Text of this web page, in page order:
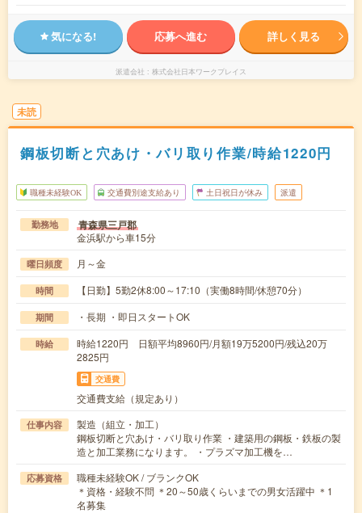
気になる! 応募へ進む 詳しく見る
派遣会社 株式会社日本ワークプレイス
未読
鋼板切断と穴あけ・バリ取り作業/時給1220円
職種未経験OK 交通費別途支給あり 土日祝日が休み 派遣
勤務地 青森県三戸郡
金浜駅から車15分
曜日頻度 月～金
時間 【日勤】5勤2休8:00～17:10（実働8時間/休憩70分）
期間 ・長期 ・即日スタートOK
時給
時給1220円 日額平均8960円/月額19万5200円/残込20万
2825円
交通費
交通費支給（規定あり）
仕事内容
製造（組立・加工）
鋼板切断と穴あけ・バリ取り作業 ・建築用の鋼板・鉄板の製
造と加工業務になります。 ・プラズマ加工機を…
応募資格
職種未経験OK / ブランクOK
＊資格・経験不問 ＊20～50歳くらいまでの男女活躍中 ＊1
名募集